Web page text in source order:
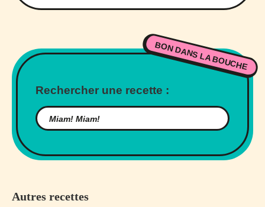
BON DANS LA BOUCHE
Rechercher une recette :
Autres recettes